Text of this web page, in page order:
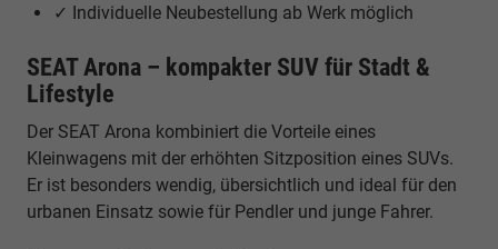
✓ Individuelle Neubestellung ab Werk möglich
SEAT Arona – kompakter SUV für Stadt &
Lifestyle
Der SEAT Arona kombiniert die Vorteile eines
Kleinwagens mit der erhöhten Sitzposition eines SUVs.
Er ist besonders wendig, übersichtlich und ideal für den
urbanen Einsatz sowie für Pendler und junge Fahrer.